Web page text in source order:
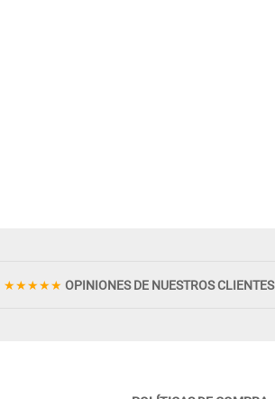
★★★★★ OPINIONES DE NUESTROS CLIENTES